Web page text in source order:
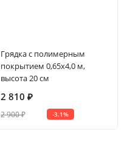
Грядка с полимерным
покрытием 0,65х4,0 м,
высота 20 см
2 810 ₽
2 900₽ -3.1%